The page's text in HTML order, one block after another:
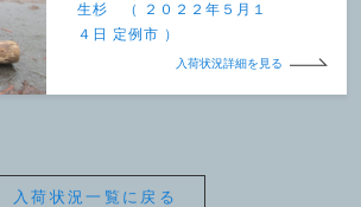
生杉 （ ２０２２年５月１
４日 定例市 ）
入荷状況詳細を見る
入荷状況一覧に戻る